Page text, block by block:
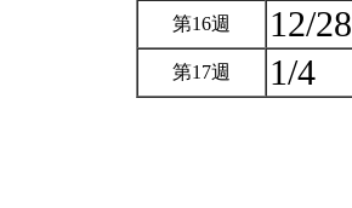
第16週 12/28
第17週 1/4